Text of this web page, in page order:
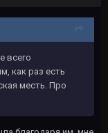
всего
как раз есть
месть. Про